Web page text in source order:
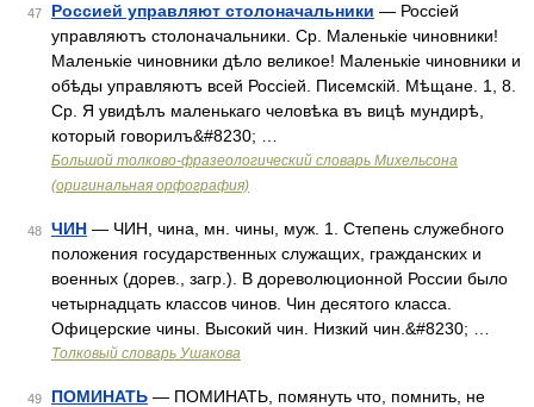
47 Россией управляют столоначальники — Россіей
управляютъ столоначальники. Ср. Маленькіе чиновники!
Маленькіе чиновники дѣло великое! Маленькіе чиновники и
обѣды управляютъ всей Россіей. Писемскій. Мѣщане. 1, 8.
Ср. Я увидѣлъ маленькаго человѣка въ вицѣ мундирѣ,
который говорилъ&#8230; …
Большой толково-фразеологический словарь Михельсона
(оригинальная орфография)
48 ЧИН — ЧИН, чина, мн. чины, муж. 1. Степень служебного
положения государственных служащих, гражданских и
военных (дорев., загр.). В дореволюционной России было
четырнадцать классов чинов. Чин десятого класса.
Офицерские чины. Высокий чин. Низкий чин.&#8230; …
Толковый словарь Ушакова
49 ПОМИНАТЬ — ПОМИНАТЬ, помянуть что, помнить, не